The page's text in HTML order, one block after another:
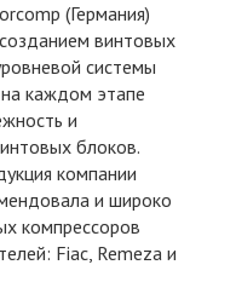
(Германия)
винтовых
системы
каждом этапе
и
блоков.
компании
и широко
компрессоров
Fiac, Remeza и